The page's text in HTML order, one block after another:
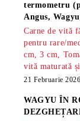
termometru
Angus,
Carne de vită
pentru rare/
cm, 3 cm,
vită maturată
21 Februarie 2026
WAGYU ÎN